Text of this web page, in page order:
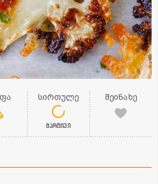
სირთულე
მარტივი
შეინახე